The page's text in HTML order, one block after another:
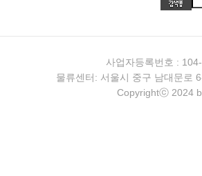
사업자등록번호 :
물류센터: 서울시 중구 남대문로
Copyrightⓒ 2024